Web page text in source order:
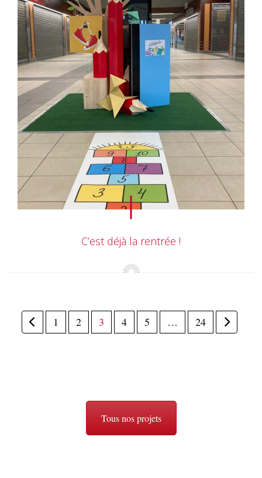
C’est déjà la rentrée !
1 2 3 4 5 … 24
Tous nos projets